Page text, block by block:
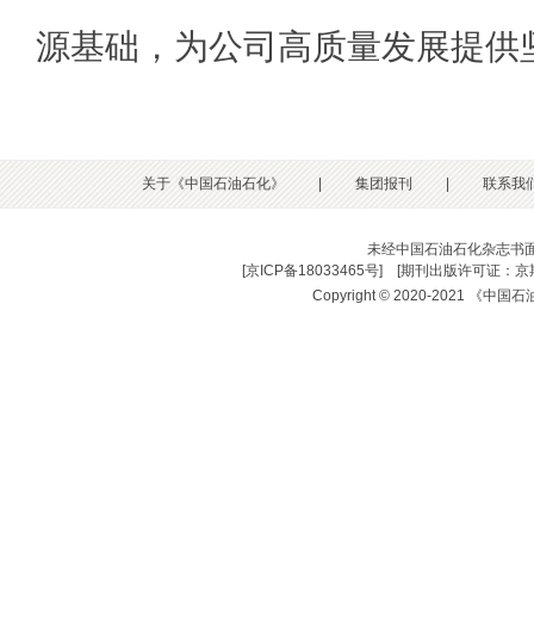
源基础，为公司高质量发展提供
关于《中国石油石化》 | 集团报刊 | 联系我
未经中国石油石化杂志书
[京ICP备18033465号] [期刊出版许可证：
Copyright © 2020-2021 《中国石